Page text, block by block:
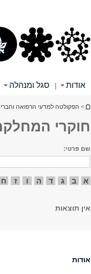
אודות | סגל ומנהלה
הינך נמצא כאן
> הפקולטה למדעי הרפואה
חוקרי
שם פרטי:
א ב ג ד ה ו ז ח
אין תוצאות
אודות